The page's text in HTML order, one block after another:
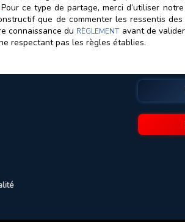
Pour ce type de partage, merci d’utiliser
que de commenter les ressentis
connaissance du RÈGLEMENT avant de
respectant pas les règles établies.